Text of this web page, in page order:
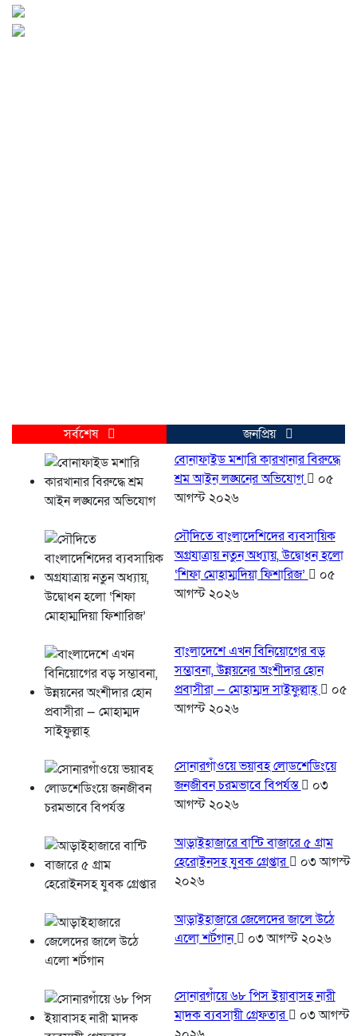
সর্বশেষ
জনপ্রিয়
বোনাফাইড মশারি কারখানার বিরুদ্ধে
শ্রম আইন লঙ্ঘনের অভিযোগ
০৫
আগস্ট ২০২৬
সৌদিতে বাংলাদেশিদের ব্যবসায়িক
অগ্রযাত্রায় নতুন অধ্যায়, উদ্বোধন হলো
‘শিফা মোহাম্মদিয়া ফিশারিজ’
০৫
আগস্ট ২০২৬
বাংলাদেশে এখন বিনিয়োগের বড়
সম্ভাবনা, উন্নয়নের অংশীদার হোন
প্রবাসীরা — মোহাম্মদ সাইফুল্লাহ্
০৫
আগস্ট ২০২৬
সোনারগাঁওয়ে ভয়াবহ লোডশেডিংয়ে
জনজীবন চরমভাবে বিপর্যস্ত
০৩
আগস্ট ২০২৬
আড়াইহাজারে বান্টি বাজারে ৫ গ্রাম
হেরোইনসহ যুবক গ্রেপ্তার
০৩ আগস্ট
২০২৬
আড়াইহাজারে জেলেদের জালে উঠে
এলো শর্টগান
০৩ আগস্ট ২০২৬
সোনারগাঁয়ে ৬৮ পিস ইয়াবাসহ নারী
মাদক ব্যবসায়ী গ্রেফতার
০৩ আগস্ট